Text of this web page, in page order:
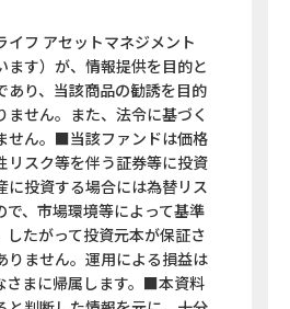
フ アセットマネジメント
ます）が、情報提供を目的と
あり、当該商品の勧誘を目的
ません。また、法令に基づく
せん。■当該ファンドは価格
リスク等を伴う証券等に投資
に投資する場合には為替リス
で、市場環境等によって基準
したがって投資元本が保証さ
りません。運用による損益は
さまに帰属します。■本資料